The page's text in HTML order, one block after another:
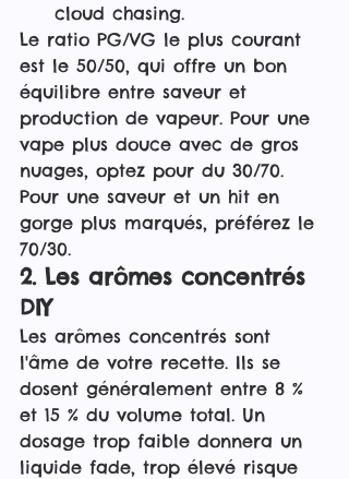
cloud chasing.
Le ratio PG/VG le plus courant
est le 50/50, qui offre un bon
équilibre entre saveur et
production de vapeur. Pour une
vape plus douce avec de gros
nuages, optez pour du 30/70.
Pour une saveur et un hit en
gorge plus marqués, préférez le
70/30.
2. Les arômes concentrés
DIY
Les arômes concentrés sont
l'âme de votre recette. Ils se
dosent généralement entre 8 %
et 15 % du volume total. Un
dosage trop faible donnera un
liquide fade, trop élevé risque